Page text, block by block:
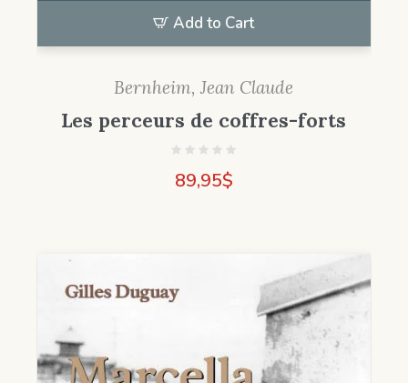
Add to Cart
Bernheim, Jean Claude
Les perceurs de coffres-forts
89,95$